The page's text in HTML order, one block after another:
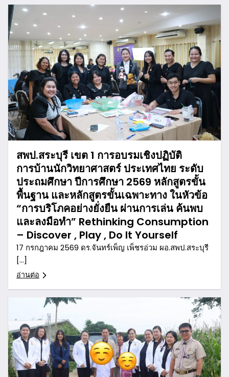
สพป.สระบุรี เขต 1 การอบรมเชิงปฏิบัติ
การบ้านนักวิทยาศาสตร์ ประเทศไทย ระดับ
ประถมศึกษา ปีการศึกษา 2569 หลักสูตรขั้น
พื้นฐาน และหลักสูตรขั้นเฉพาะทาง ในหัวข้อ
“การบริโภคอย่างยั่งยืน ผ่านการเล่น ค้นพบ
และลงมือทำ” Rethinking Consumption
– Discover , Play , Do It Yourself
17 กรกฎาคม 2569 ดร.จันทร์เพ็ญ เพ็ชรอ่วม ผอ.สพป.สระบุรี
[…]
อ่านต่อ